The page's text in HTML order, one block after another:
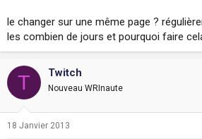
le changer sur une même page ?
les combien de jours et pourquoi faire
T Twitch
Nouveau WRInaute
18 Janvier 2013